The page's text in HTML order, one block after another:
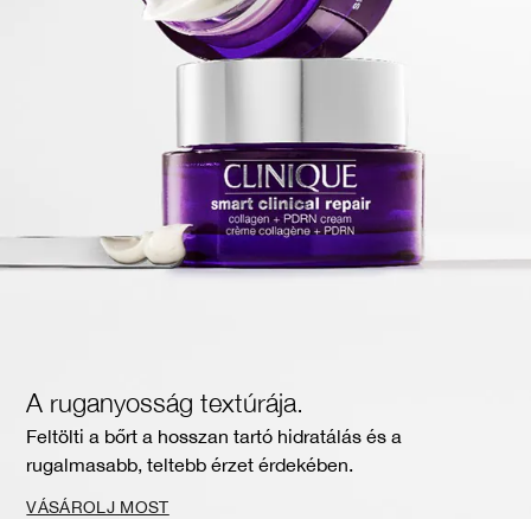
A ruganyosság textúrája.
Feltölti a bőrt a hosszan tartó hidratálás és a
rugalmasabb, teltebb érzet érdekében.
VÁSÁROLJ MOST